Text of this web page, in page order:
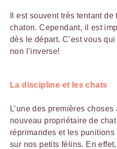
Il est souvent très tentant
chaton. Cependant, il est
dès le départ. C’est vous
non l’inverse!
La discipline et les chats
L’une des premières
nouveau propriétaire de chat
réprimandes et les punitions
sur nos petits félins. En